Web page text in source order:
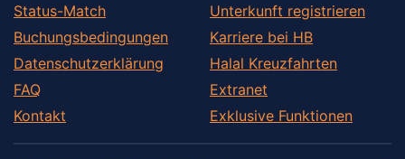
Status-Match
Buchungsbedingungen
Datenschutzerklärung
FAQ
Kontakt
Unterkunft registrieren
Karriere bei HB
Halal Kreuzfahrten
Extranet
Exklusive Funktionen